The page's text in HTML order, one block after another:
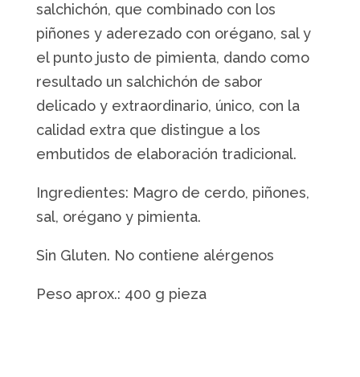
salchichón, que combinado con los
piñones y aderezado con orégano, sal y
el punto justo de pimienta, dando como
resultado un salchichón de sabor
delicado y extraordinario, único, con la
calidad extra que distingue a los
embutidos de elaboración tradicional.
Ingredientes: Magro de cerdo, piñones,
sal, orégano y pimienta.
Sin Gluten. No contiene alérgenos
Peso aprox.: 400 g pieza